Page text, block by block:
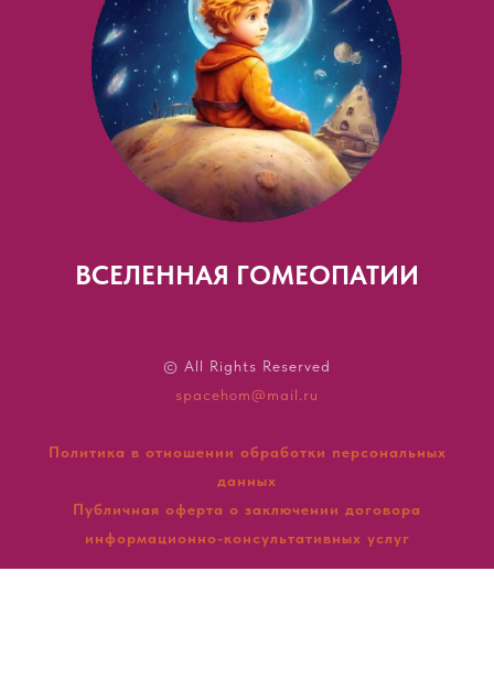
ВСЕЛЕННАЯ ГОМЕОПАТИИ
© All Rights Reserved
spacehom@mail.ru
Политика в отношении обработки персональных
данных
Публичная оферта о заключении договора
информационно-консультативных услуг